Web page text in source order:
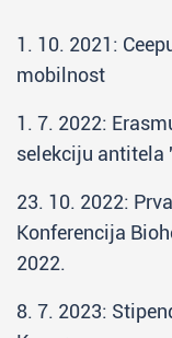
1. 10. 2021:
mobilnost
1. 7. 2022:
selekciju antitela
23. 10. 2022:
Konferencija
2022.
8. 7. 2023: